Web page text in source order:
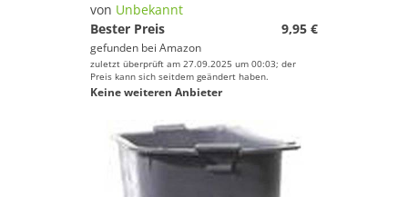
von Unbekannt
Bester Preis
9,95 €
gefunden bei Amazon
zuletzt überprüft am 27.09.2025 um 00:03; der
Preis kann sich seitdem geändert haben.
Keine weiteren Anbieter